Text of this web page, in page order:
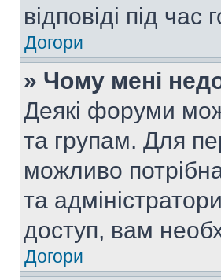
відповіді під час
Догори
» Чому мені
Деякі форуми
та групам. Для
можливо
та
доступ, вам
Догори